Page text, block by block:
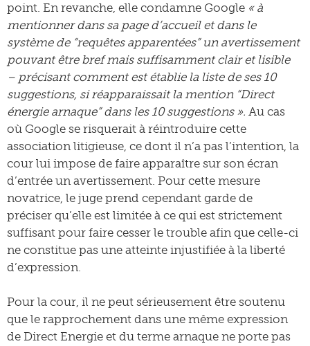
point. En revanche, elle condamne Google « à
mentionner dans sa page d’accueil et dans le
système de “requêtes apparentées” un avertissement
pouvant être bref mais suffisamment clair et lisible
– précisant comment est établie la liste de ses 10
suggestions, si réapparaissait la mention “Direct
énergie arnaque” dans les 10 suggestions ». Au cas
où Google se risquerait à réintroduire cette
association litigieuse, ce dont il n’a pas l’intention, la
cour lui impose de faire apparaître sur son écran
d’entrée un avertissement. Pour cette mesure
novatrice, le juge prend cependant garde de
préciser qu’elle est limitée à ce qui est strictement
suffisant pour faire cesser le trouble afin que celle-ci
ne constitue pas une atteinte injustifiée à la liberté
d’expression.
Pour la cour, il ne peut sérieusement être soutenu
que le rapprochement dans une même expression
de Direct Energie et du terme arnaque ne porte pas